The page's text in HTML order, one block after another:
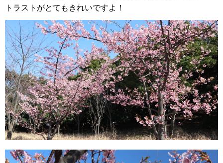
トラストがとてもきれいですよ！